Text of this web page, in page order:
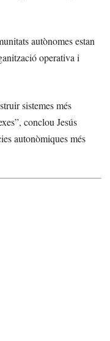
autònomes estan
operativa i
sistemes més
conclou Jesús
autonòmiques més